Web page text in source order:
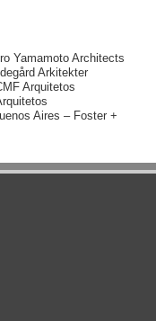
Yamamoto Architects
Arkitekter
Arquitetos
Aires – Foster +